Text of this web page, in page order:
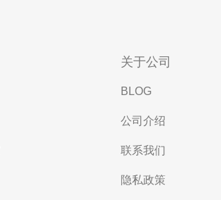
关于公司
BLOG
公司介绍
联系我们
隐私政策